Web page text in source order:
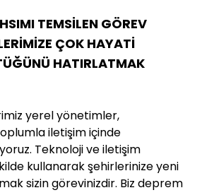
TEMSİLEN GÖREV
ÇOK HAYATİ
HATIRLATMAK
yerel yönetimler,
iletişim içinde
Teknoloji ve iletişim
kullanarak şehirlerinize yeni
sizin görevinizdir. Biz deprem